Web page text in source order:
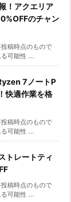
！アクエリア
のチャン
稿時点のもので
可能性 ...
7ノートP
快適作業を格
稿時点のもので
可能性 ...
トレートティ
稿時点のもので
可能性 ...